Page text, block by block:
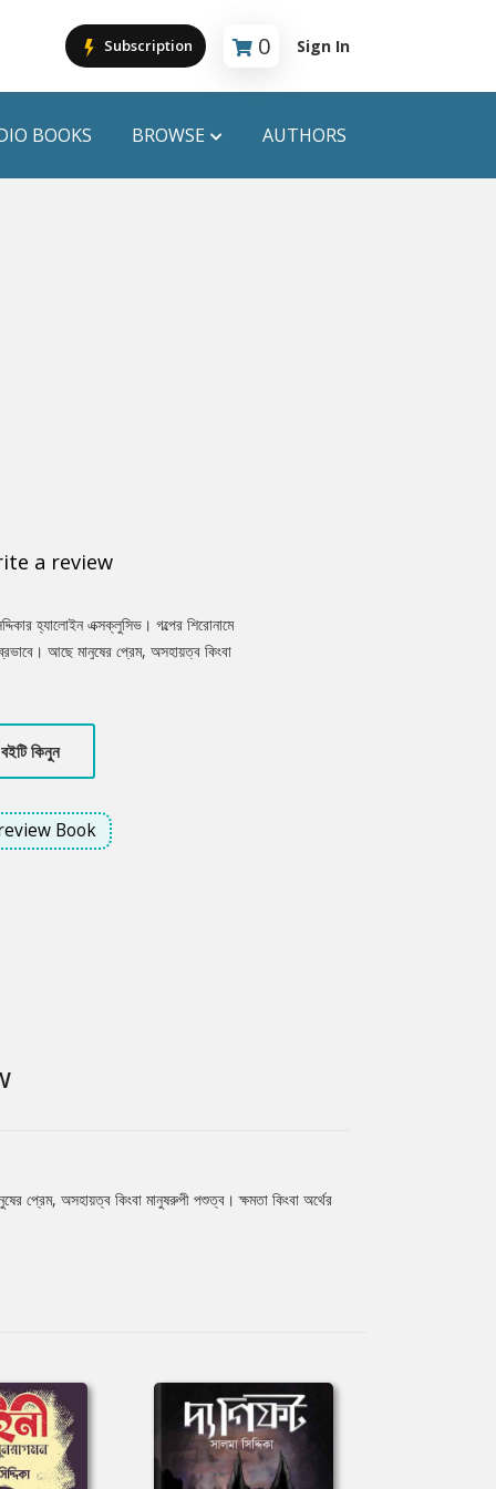
Subscription 0
Cart is empty
Sign In
BOOKS BROWSE AUTHORS
a review
হ্যালোইন এক্সক্লুসিভ। গল্পের শিরোনামে
আছে মানুষের প্রেম, অসহায়ত্ব কিংবা
লুপ্ত, সেখানে রুখে দাঁড়ায় প্রকৃতি কিংবা
বইটি কিনুন
Book
প্রেম, অসহায়ত্ব কিংবা মানুষরুপী পশুত্ব। ক্ষমতা কিংবা অর্থের